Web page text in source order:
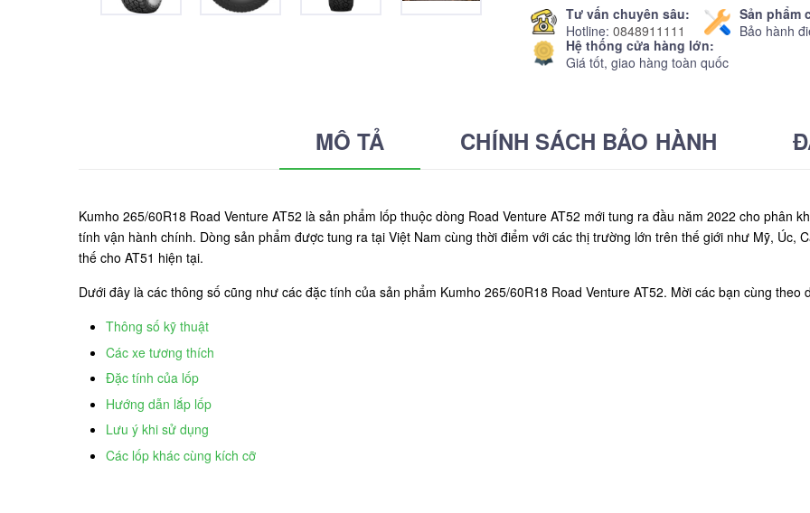
Tư vấn chuyên sâu:
Hotline: 0848911111
Sản phẩm
Bảo hành
Hệ thống cửa hàng lớn:
Giá tốt, giao hàng toàn quốc
MÔ TẢ CHÍNH SÁCH BẢO HÀNH
Kumho 265/60R18 Road Venture AT52 là sản phẩm lốp thuộc dòng Road Venture AT52 mới tung ra đầu năm 2022 cho phân
tính vận hành chính. Dòng sản phẩm được tung ra tại Việt Nam cùng thời điểm với các thị trường lớn trên thế giới như Mỹ, Úc,
thế cho AT51 hiện tại.
Dưới đây là các thông số cũng như các đặc tính của sản phẩm Kumho 265/60R18 Road Venture AT52. Mời các bạn cùng theo
Thông số kỹ thuật
Các xe tương thích
Đặc tính của lốp
Hướng dẫn lắp lốp
Lưu ý khi sử dụng
Các lốp khác cùng kích cỡ